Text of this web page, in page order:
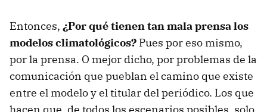
Entonces, ¿Por qué tienen tan mala prensa los
modelos climatológicos? Pues por eso mismo,
por la prensa. O mejor dicho, por problemas de la
comunicación que pueblan el camino que existe
entre el modelo y el titular del periódico. Los que